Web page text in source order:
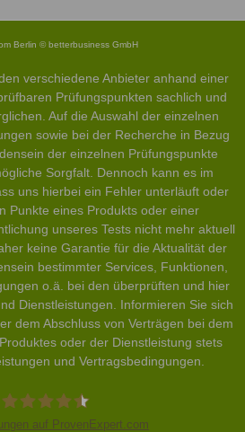
Berlin © betterbusiness GmbH
verschiedene Anbieter anhand einer
Prüfungspunkten sachlich und
Auf die Auswahl der einzelnen
sowie bei der Recherche in Bezug
der einzelnen Prüfungspunkte
Sorgfalt. Dennoch kann es im
uns hierbei ein Fehler unterläuft oder
Punkte eines Produkts oder einer
unseres Tests nicht mehr aktuell
keine Garantie für die Aktualität der
bestimmter Services, Funktionen,
o.ä. bei den überprüften und hier
Dienstleistungen. Informieren Sie sich
dem Abschluss von Verträgen bei dem
oder der Dienstleistung stets
und Vertragsbedingungen.
auf ProvenExpert.com